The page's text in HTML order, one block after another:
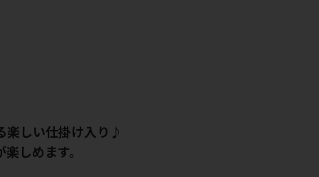
楽しい仕掛け入り♪
しめます。